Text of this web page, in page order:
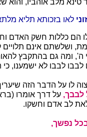
מלב אוהביו, והוא
לאו בזכותא תליא
הם כללות חשק האדם
ושלשתם אינם תלויים
ומה גם בהתקבץ
לבבו לא ישמענו, כי
לו על הדבר הזה
לבבך, על דרך אומרו
לב אדם וחשקו.
נפשך,